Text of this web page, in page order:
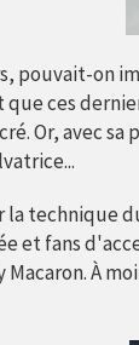
pouvait-on
que ces
Or, avec
la technique
et fans
Macaron. À